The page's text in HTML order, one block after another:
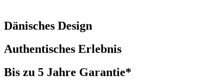
Dänisches Design
Authentisches Erlebnis
Bis zu 5 Jahre Garantie*